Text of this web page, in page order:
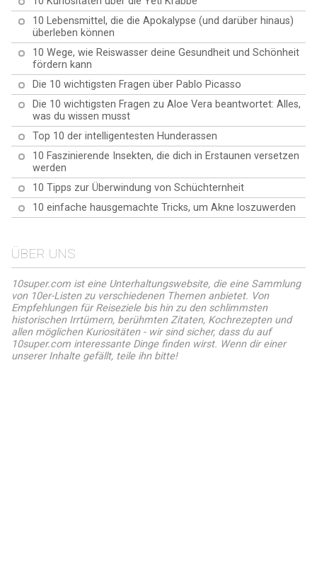
10 Lebensmittel, die die Apokalypse (und darüber hinaus)
überleben können
10 Wege, wie Reiswasser deine Gesundheit und Schönheit
fördern kann
Die 10 wichtigsten Fragen über Pablo Picasso
Die 10 wichtigsten Fragen zu Aloe Vera beantwortet: Alles,
was du wissen musst
Top 10 der intelligentesten Hunderassen
10 Faszinierende Insekten, die dich in Erstaunen versetzen
werden
10 Tipps zur Überwindung von Schüchternheit
10 einfache hausgemachte Tricks, um Akne loszuwerden
ÜBER UNS
10super.com ist eine Unterhaltungswebsite, die eine Sammlung
von 10er-Listen zu verschiedenen Themen anbietet. Von
Empfehlungen für Reiseziele bis hin zu den schlimmsten
historischen Irrtümern, berühmten Zitaten, Kochrezepten und
allen möglichen Kuriositäten - wir sind sicher, dass du auf
10super.com interessante Dinge finden wirst. Wenn dir einer
unserer Inhalte gefällt, teile ihn bitte!